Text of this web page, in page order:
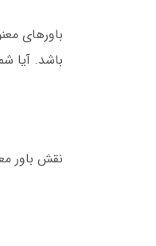
باورهای
باشد. آیا
نقش باور